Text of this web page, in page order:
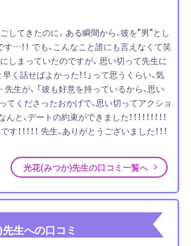
してきたのに、 ある瞬間から、彼を"男"とし
…！！ でも、こんなこと誰にも言えなくて笑
しまっていたのですが、 思い切って先生に
く話せばよかった！！」って思うくらい、気
生が、 「彼も好意を持っているから、思い
てくださったおかげで、思い切ってアクショ
デートの約束ができました！！！！！！！！！
！！！！！ 先生、ありがとうございました！！！
光花(みつか)先生の口コミ一覧へ
生への口コミ